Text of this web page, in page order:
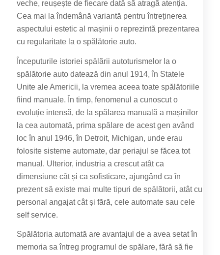
veche, reușește de fiecare dată să atragă atenția.
Cea mai la îndemână variantă pentru întreținerea
aspectului estetic al mașinii o reprezintă prezentarea
cu regularitate la o spălătorie auto.
Începuturile istoriei spălării autoturismelor la o
spălătorie auto datează din anul 1914, în Statele
Unite ale Americii, la vremea aceea toate spălătoriile
fiind manuale. În timp, fenomenul a cunoscut o
evoluție intensă, de la spălarea manuală a mașinilor
la cea automată, prima spălare de acest gen având
loc în anul 1946, în Detroit, Michigan, unde erau
folosite sisteme automate, dar periajul se făcea tot
manual. Ulterior, industria a crescut atât ca
dimensiune cât și ca sofisticare, ajungând ca în
prezent să existe mai multe tipuri de spălătorii, atât cu
personal angajat cât și fără, cele automate sau cele
self service.
Spălătoria automată are avantajul de a avea setat în
memoria sa întreg programul de spălare, fără să fie